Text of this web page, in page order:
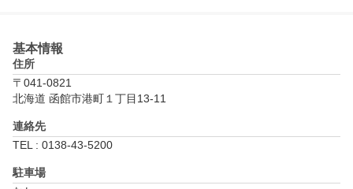
基本情報
住所
〒041-0821
北海道 函館市港町１丁目13-11
連絡先
TEL : 0138-43-5200
駐車場